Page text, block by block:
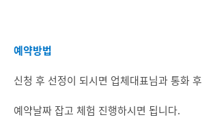
예약방법
신청 후 선정이 되시면 업체대표님과 통화 후
예약날짜 잡고 체험 진행하시면 됩니다.